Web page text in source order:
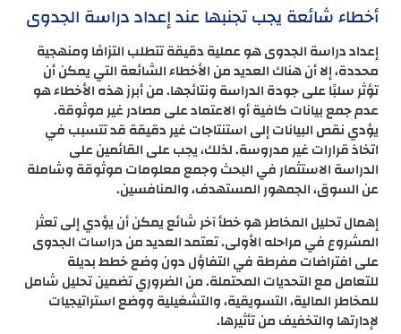
أخطاء شائعة يجب تجنبها عند إعداد دراسة الجدوى
إعداد دراسة الجدوى هو عملية دقيقة تتطلب التزامًا ومنهجية
محددة، إلا أن هناك العديد من الأخطاء الشائعة التي يمكن أن
تؤثر سلبًا على جودة الدراسة ونتائجها. من أبرز هذه الأخطاء هو
عدم جمع بيانات كافية أو الاعتماد على مصادر غير موثوقة.
يؤدي نقص البيانات إلى استنتاجات غير دقيقة قد تتسبب في
اتخاذ قرارات غير مدروسة. لذلك، يجب على القائمين على
الدراسة الاستثمار في البحث وجمع معلومات موثوقة وشاملة
عن السوق، الجمهور المستهدف، والمنافسين.
إهمال تحليل المخاطر هو خطأ آخر شائع يمكن أن يؤدي إلى تعثر
المشروع في مراحله الأولى. تعتمد العديد من دراسات الجدوى
على افتراضات مفرطة في التفاؤل دون وضع خطط بديلة
للتعامل مع التحديات المحتملة. من الضروري تضمين تحليل شامل
للمخاطر المالية، التسويقية، والتشغيلية ووضع استراتيجيات
لإدارتها والتخفيف من تأثيرها.